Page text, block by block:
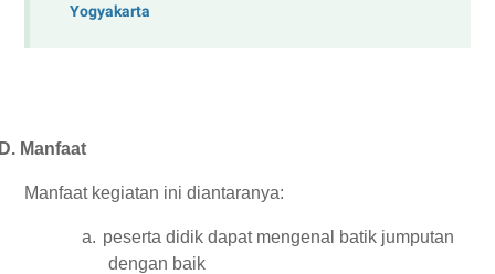
Yogyakarta
Manfaat
Manfaat kegiatan ini diantaranya:
a. peserta didik dapat mengenal batik jumputan
dengan baik